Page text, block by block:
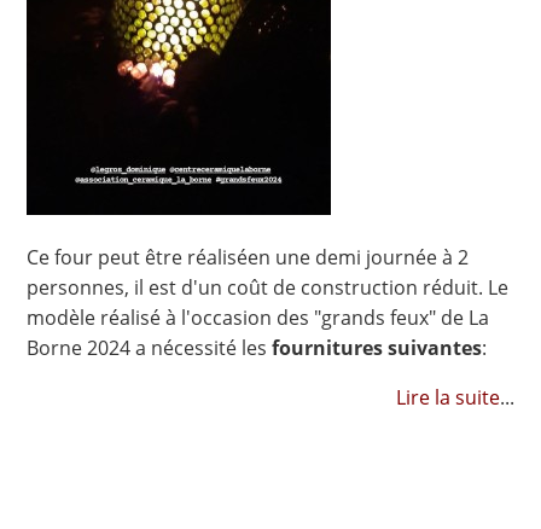
Ce four peut être réaliséen une demi journée à 2
personnes, il est d'un coût de construction réduit. Le
modèle réalisé à l'occasion des "grands feux" de La
Borne 2024 a nécessité lesfournitures suivantes:
Lire la suite...